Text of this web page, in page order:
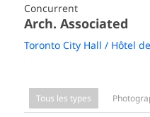
Concurrent
Arch. Associated
Toronto City Hall / Hôtel
Tous les types